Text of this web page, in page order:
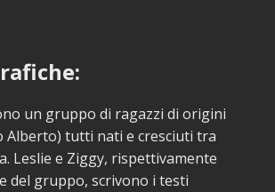
un gruppo di ragazzi di origini
Alberto) tutti nati e cresciuti tra
Leslie e Ziggy, rispettivamente
del gruppo, scrivono i testi